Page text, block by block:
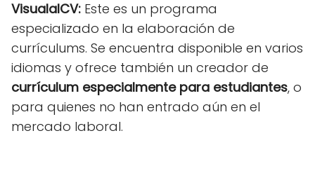
VisualalCV: Este es un programa
especializado en la elaboración de
currículums. Se encuentra disponible en varios
idiomas y ofrece también un creador de
currículum especialmente para estudiantes, o
para quienes no han entrado aún en el
mercado laboral.